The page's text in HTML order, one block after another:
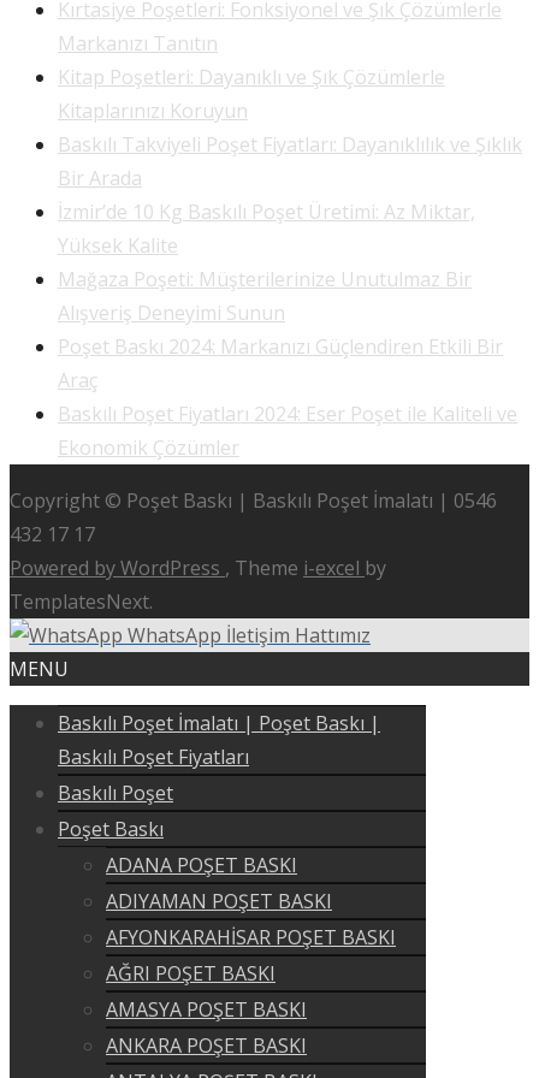
Kırtasiye Poşetleri: Fonksiyonel ve Şık Çözümlerle
Markanızı Tanıtın
Kitap Poşetleri: Dayanıklı ve Şık Çözümlerle
Kitaplarınızı Koruyun
Baskılı Takviyeli Poşet Fiyatları: Dayanıklılık ve Şıklık
Bir Arada
İzmir’de 10 Kg Baskılı Poşet Üretimi: Az Miktar,
Yüksek Kalite
Mağaza Poşeti: Müşterilerinize Unutulmaz Bir
Alışveriş Deneyimi Sunun
Poşet Baskı 2024: Markanızı Güçlendiren Etkili Bir
Araç
Baskılı Poşet Fiyatları 2024: Eser Poşet ile Kaliteli ve
Ekonomik Çözümler
Copyright © Poşet Baskı | Baskılı Poşet İmalatı | 0546
432 17 17
Powered by WordPress , Theme i-excel by
TemplatesNext.
WhatsApp İletişim Hattımız
MENU
Baskılı Poşet İmalatı | Poşet Baskı |
Baskılı Poşet Fiyatları
Baskılı Poşet
Poşet Baskı
ADANA POŞET BASKI
ADIYAMAN POŞET BASKI
AFYONKARAHİSAR POŞET BASKI
AĞRI POŞET BASKI
AMASYA POŞET BASKI
ANKARA POŞET BASKI